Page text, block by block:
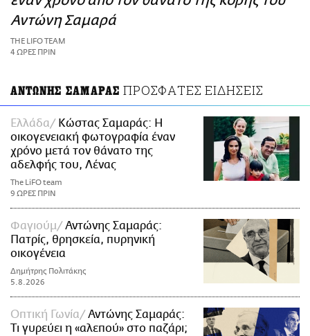
ΑΜΠΑ
PRINT
Αντώνη Σαμαρά
THE LIFO TEAM
4 ΩΡΕΣ ΠΡΙΝ
ΑΝΤΩΝΗΣ ΣΑΜΑΡΑΣ ΠΡΟΣΦΑΤΕΣ ΕΙΔΗΣΕΙΣ
Ελλάδα
Κώστας Σαμαράς: Η
οικογενειακή φωτογραφία έναν
χρόνο μετά τον θάνατο της
αδελφής του, Λένας
The LiFO team
9 ΩΡΕΣ ΠΡΙΝ
Φαγιούμ
Αντώνης Σαμαράς:
Πατρίς, θρησκεία, πυρηνική
οικογένεια
Δημήτρης Πολιτάκης
5.8.2026
Οπτική Γωνία
Αντώνης Σαμαράς:
Τι γυρεύει η «αλεπού» στο παζάρι;